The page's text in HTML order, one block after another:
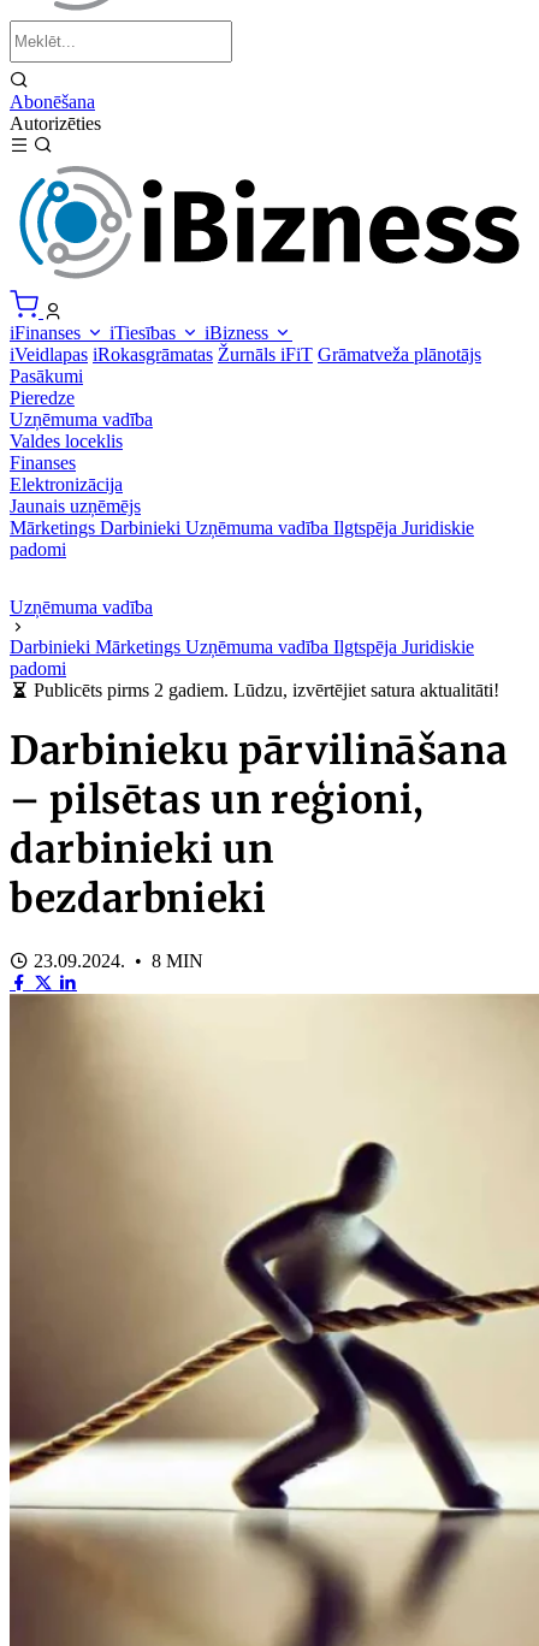
Abonēšana
Autorizēties
iFinanses iTiesības
iBizness
iVeidlapas iRokasgrāmatas Žurnāls iFiT Grāmatveža plānotājs
Pasākumi
Pieredze
Uzņēmuma vadība
Valdes loceklis
Finanses
Elektronizācija
Jaunais uzņēmējs
Mārketings Darbinieki Uzņēmuma vadība Ilgtspēja Juridiskie
padomi
Uzņēmuma vadība
Darbinieki Mārketings Uzņēmuma vadība Ilgtspēja Juridiskie
padomi
Publicēts pirms 2 gadiem. Lūdzu, izvērtējiet satura aktualitāti!
Darbinieku pārvilināšana
– pilsētas un reģioni,
darbinieki un
bezdarbnieki
23.09.2024. • 8 MIN